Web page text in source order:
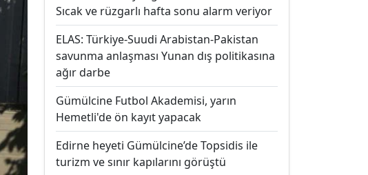
Sıcak ve rüzgarlı hafta sonu alarm veriyor
ELAS: Türkiye-Suudi Arabistan-Pakistan
savunma anlaşması Yunan dış politikasına
ağır darbe
Gümülcine Futbol Akademisi, yarın
Hemetli'de ön kayıt yapacak
Edirne heyeti Gümülcine’de Topsidis ile
turizm ve sınır kapılarını görüştü